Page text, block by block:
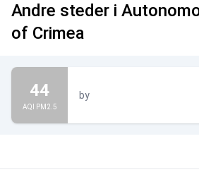
Andre steder i
of Crimea
44
AQI PM2.5
by